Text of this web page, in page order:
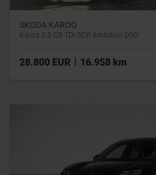
SKODA KAROQ
Karoq 2.0 CR TDi SCR Ambition DSG
28.800 EUR | 16.958 km